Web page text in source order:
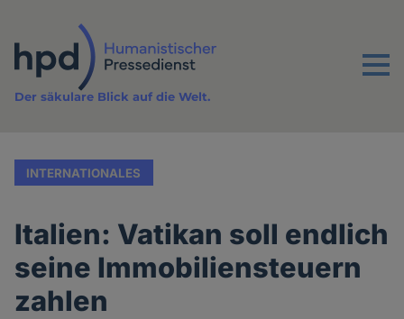
Inhalt
Menu
Der säkulare Blick auf die Welt.
INTERNATIONALES
Italien: Vatikan soll endlich
seine Immobiliensteuern
zahlen